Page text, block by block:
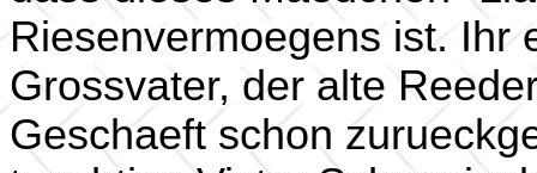
Riesenvermoegens ist. Ihr
Grossvater, der alte
Geschaeft schon